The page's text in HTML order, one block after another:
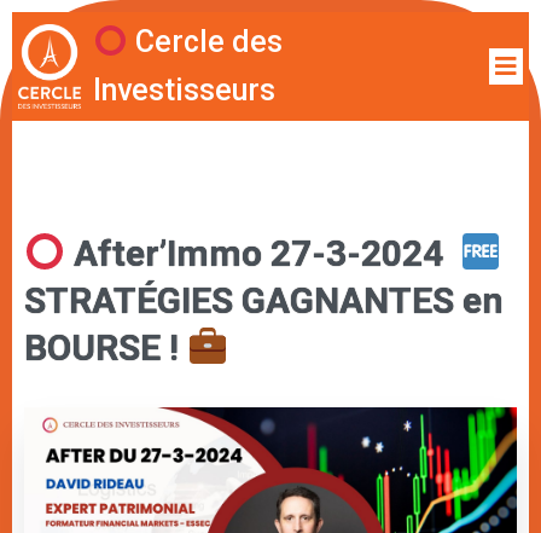
Cercle des
Investisseurs
After’Immo 27-3-2024
STRATÉGIES GAGNANTES en
BOURSE !